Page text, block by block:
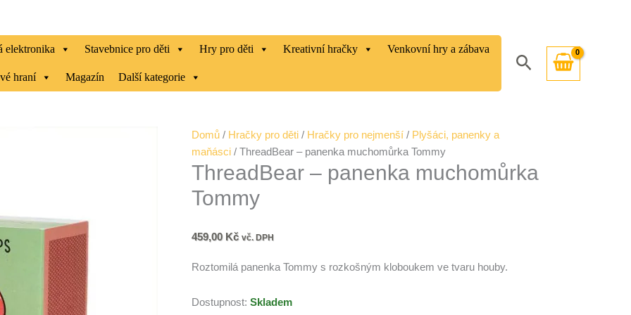
elektronika Stavebnice pro děti Hry pro děti Kreativní hračky Venkovní hry a zábava
hraní Magazín Další kategorie
Hledat
Domů / Hračky pro děti / Hračky pro nejmenší / Plyšáci, panenky a
maňásci / ThreadBear – panenka muchomůrka Tommy
ThreadBear – panenka muchomůrka
Tommy
459,00 Kč vč. DPH
Roztomilá panenka Tommy s rozkošným kloboukem ve tvaru houby.
Dostupnost: Skladem
ThreadBear
-
panenka
Tommy